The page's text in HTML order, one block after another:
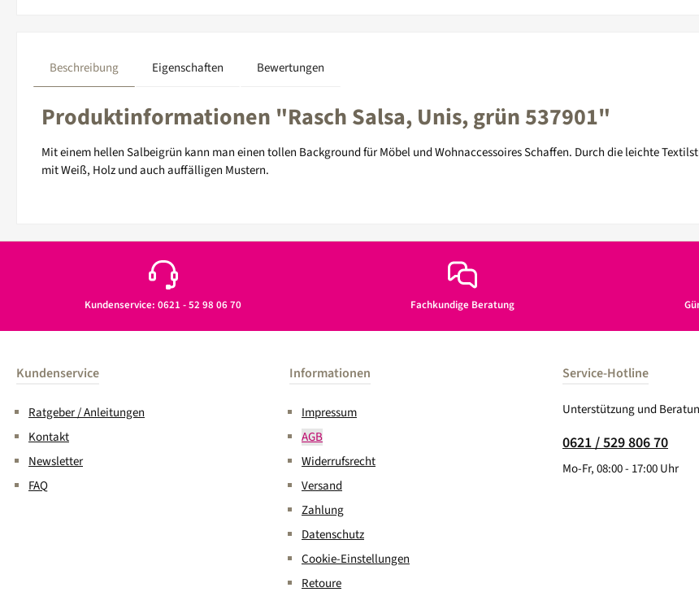
Beschreibung Eigenschaften Bewertungen
Produktinformationen "Rasch Salsa, Unis, grün 537901"
Mit einem hellen Salbeigrün kann man einen tollen Background für Möbel und Wohnaccessoires Schaffen. Durch die leichte
mit Weiß, Holz und auch auffälligen Mustern.
Kundenservice: 0621 - 52 98 06 70 Fachkundige Beratung
Kundenservice
Ratgeber / Anleitungen
Kontakt
Newsletter
FAQ
Informationen
Impressum
AGB
Widerrufsrecht
Versand
Zahlung
Datenschutz
Cookie-Einstellungen
Retoure
Service-Hotline
Unterstützung und
0621 / 529 806 70
Mo-Fr, 08:00 - 17:00 Uhr